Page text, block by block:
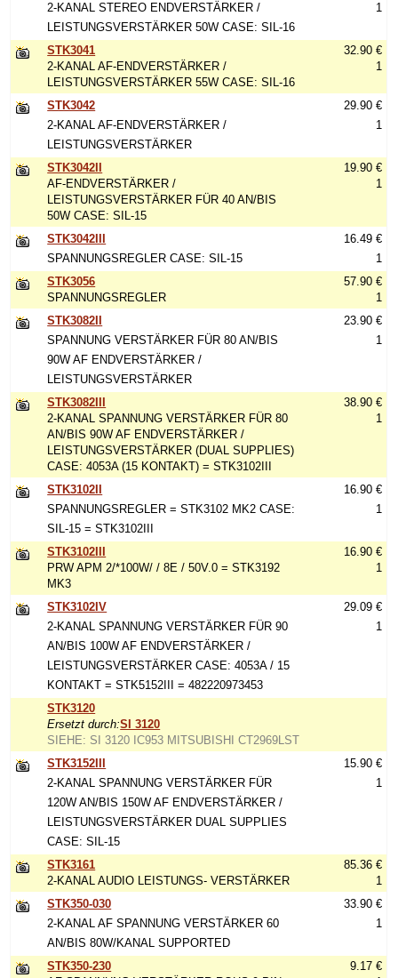
2-KANAL STEREO ENDVERSTÄRKER /
LEISTUNGSVERSTÄRKER 50W CASE: SIL-16
1
STK3041
2-KANAL AF-ENDVERSTÄRKER /
LEISTUNGSVERSTÄRKER 55W CASE: SIL-16
32.90 €
1
STK3042
2-KANAL AF-ENDVERSTÄRKER /
LEISTUNGSVERSTÄRKER
29.90 €
1
STK3042II
AF-ENDVERSTÄRKER /
LEISTUNGSVERSTÄRKER FÜR 40 AN/BIS
50W CASE: SIL-15
19.90 €
1
STK3042III
SPANNUNGSREGLER CASE: SIL-15
16.49 €
1
STK3056
SPANNUNGSREGLER
57.90 €
1
STK3082II
SPANNUNG VERSTÄRKER FÜR 80 AN/BIS
90W AF ENDVERSTÄRKER /
LEISTUNGSVERSTÄRKER
23.90 €
1
STK3082III
2-KANAL SPANNUNG VERSTÄRKER FÜR 80
AN/BIS 90W AF ENDVERSTÄRKER /
LEISTUNGSVERSTÄRKER (DUAL SUPPLIES)
CASE: 4053A (15 KONTAKT) = STK3102III
38.90 €
1
STK3102II
SPANNUNGSREGLER = STK3102 MK2 CASE:
SIL-15 = STK3102III
16.90 €
1
STK3102III
PRW APM 2/*100W/ / 8E / 50V.0 = STK3192
MK3
16.90 €
1
STK3102IV
2-KANAL SPANNUNG VERSTÄRKER FÜR 90
AN/BIS 100W AF ENDVERSTÄRKER /
LEISTUNGSVERSTÄRKER CASE: 4053A / 15
KONTAKT = STK5152III = 482220973453
29.09 €
1
STK3120
Ersetzt durch:SI 3120
SIEHE: SI 3120 IC953 MITSUBISHI CT2969LST
STK3152III
2-KANAL SPANNUNG VERSTÄRKER FÜR
120W AN/BIS 150W AF ENDVERSTÄRKER /
LEISTUNGSVERSTÄRKER DUAL SUPPLIES
CASE: SIL-15
15.90 €
1
STK3161
2-KANAL AUDIO LEISTUNGS- VERSTÄRKER
85.36 €
1
STK350-030
2-KANAL AF SPANNUNG VERSTÄRKER 60
AN/BIS 80W/KANAL SUPPORTED
33.90 €
1
STK350-230
9.17 €